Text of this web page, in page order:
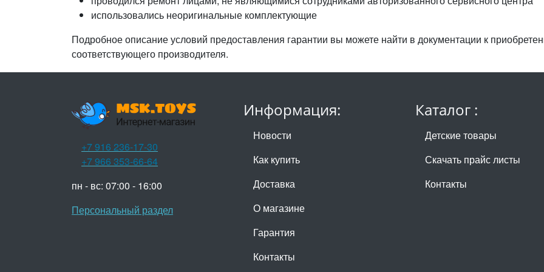
использовались неоригинальные комплектующие
Подробное описание условий предоставления гарантии вы можете найти в документации к
соответствующего производителя.
Информация:
Новости
Как купить
Доставка
О магазине
Гарантия
Контакты
Каталог :
Детские товары
Скачать прайс листы
Контакты
+7 916 236-17-30
+7 966 353-66-64
пн - вс: 07:00 - 16:00
Персональный раздел